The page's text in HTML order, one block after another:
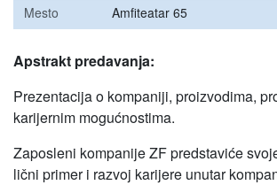
Mesto
Amfiteatar 65
Apstrakt predavanja:
Prezentacija o kompaniji, proizvodima,
karijernim mogućnostima.
Zaposleni kompanije ZF predstaviće
lični primer i razvoj karijere unutar